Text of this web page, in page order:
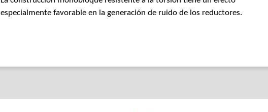
especialmente favorable en la generación de ruido de los reductores.